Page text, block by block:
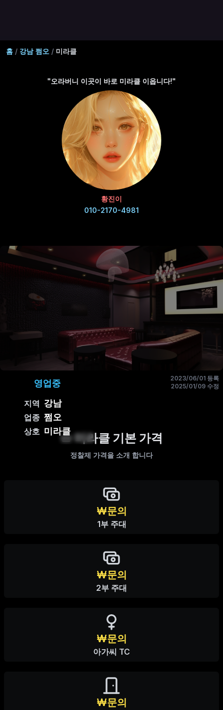
홈 / 강남 쩜오 / 미라클
"오라버니 이곳이 바로 미라클 이옵니다!"
황진이
010-2170-4981
영업중
지역 강남
업종 쩜오
상호 미라클
2023/06/01 등록
2025/01/09 수정
미라클 기본 가격
정찰제 가격을 소개 합니다
₩문의
1부 주대
₩문의
2부 주대
₩문의
아가씨 TC
₩문의